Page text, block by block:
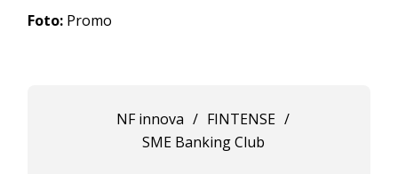
Foto: Promo
NF innova / FINTENSE /
SME Banking Club